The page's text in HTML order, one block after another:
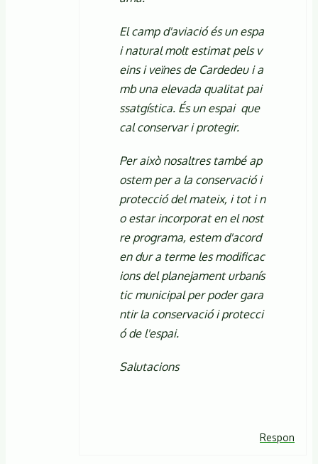
El camp d'aviació és un espa
i natural molt estimat pels v
eins i veïnes de Cardedeu i a
mb una elevada qualitat pai
ssatgística. És un espai que
cal conservar i protegir.
Per això nosaltres també ap
ostem per a la conservació i
protecció del mateix, i tot i n
o estar incorporat en el nost
re programa, estem d'acord
en dur a terme les modificac
ions del planejament urbanís
tic municipal per poder gara
ntir la conservació i protecci
ó de l'espai.
Salutacions
Respon